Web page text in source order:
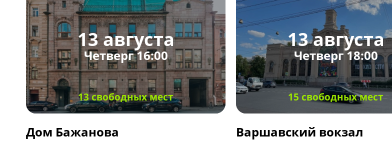
13 августа
Четверг 16:00
13 свободных мест
Дом Бажанова
13 августа
Четверг 18:00
15 свободных мест
Варшавский вокзал